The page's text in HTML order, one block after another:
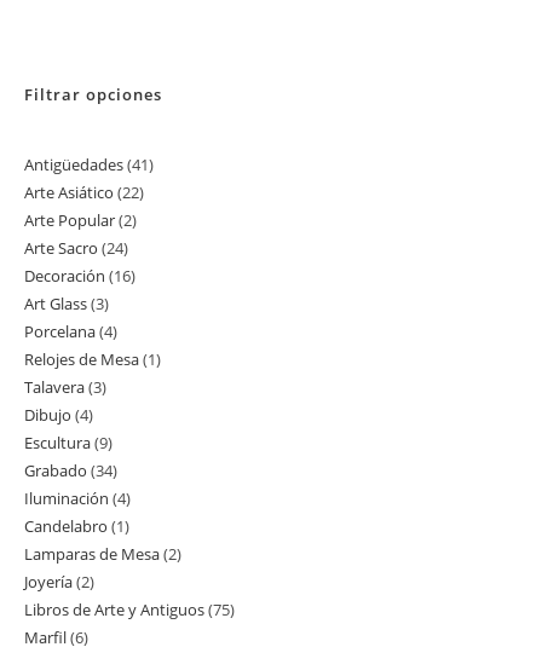
Filtrar opciones
Antigüedades 4141
Arte Asiático 2222
Arte Popular 22
Arte Sacro 2424
productos
Decoración 1616
Art Glass 33
productos
Porcelana 44
productos
Relojes de Mesa 11
Talavera 33
Dibujo 44
productos
Escultura 99
productos
Grabado 3434
productos
Iluminación 44
productos
Candelabro 11
producto
Lamparas de Mesa 22
Joyería 22
productos
Libros de Arte y Antiguos 7575
Marfil 66